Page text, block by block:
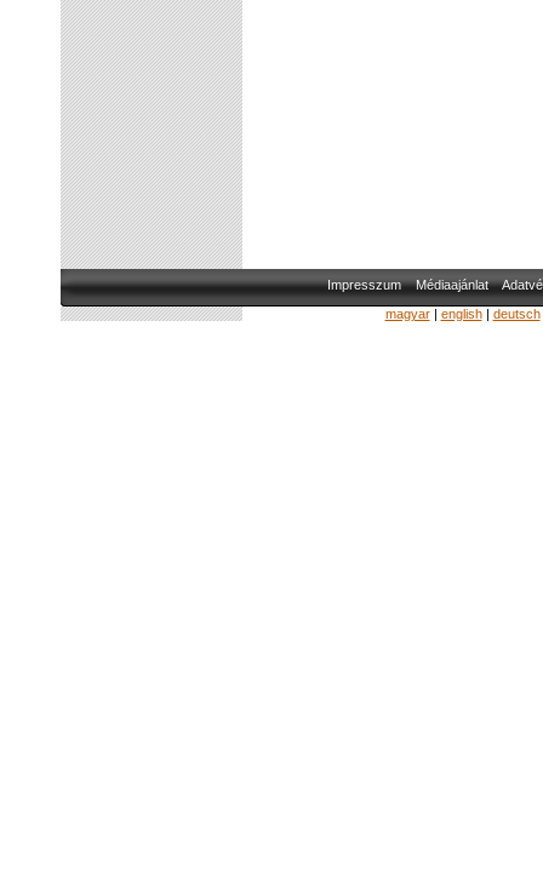
Impresszum Médiaajánlat
magyar| english| deutsch